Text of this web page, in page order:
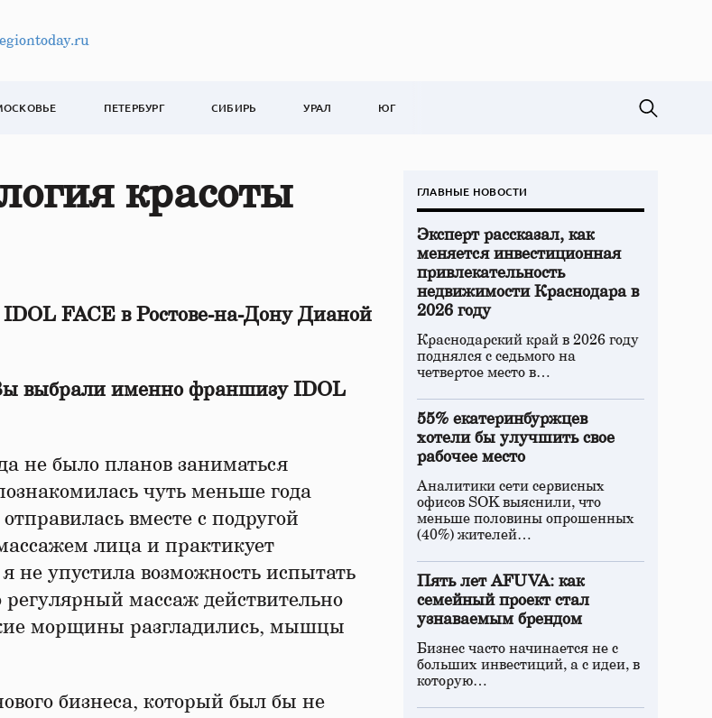
ПЕТЕРБУРГ СИБИРЬ УРАЛ ЮГ
красоты
FACE в Ростове-на-Дону Дианой
выбрали именно франшизу IDOL
не было планов заниматься
чуть меньше года
вместе с подругой
лица и практикует
не упустила возможность испытать
массаж действительно
морщины разгладились, мышцы
бизнеса, который был бы не
ГЛАВНЫЕ НОВОСТИ
Эксперт рассказал, как
меняется инвестиционная
привлекательность
недвижимости Краснодара в
2026 году
Краснодарский край в 2026 году
поднялся с седьмого на
четвертое место в…
55% екатеринбуржцев
хотели бы улучшить свое
рабочее место
Аналитики сети сервисных
офисов SOK выяснили, что
меньше половины опрошенных
(40%) жителей…
Пять лет AFUVA: как
семейный проект стал
узнаваемым брендом
Бизнес часто начинается не с
больших инвестиций, а с идеи, в
которую…